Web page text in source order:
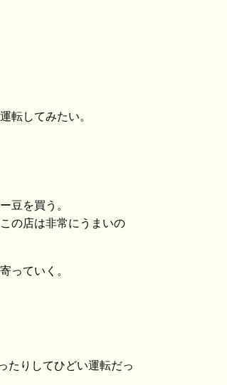
転してみたい。
豆を買う。
の店は非常にうまいの
っていく。
たりしてひどい運転だっ